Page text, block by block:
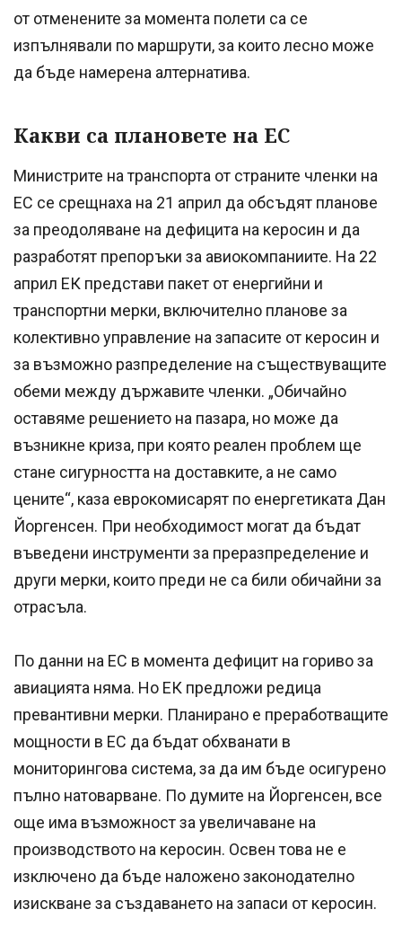
от отменените за момента полети са се
изпълнявали по маршрути, за които лесно може
да бъде намерена алтернатива.
Какви са плановете на ЕС
Министрите на транспорта от страните членки на
ЕС се срещнаха на 21 април да обсъдят планове
за преодоляване на дефицита на керосин и да
разработят препоръки за авиокомпаниите. На 22
април ЕК представи пакет от енергийни и
транспортни мерки, включително планове за
колективно управление на запасите от керосин и
за възможно разпределение на съществуващите
обеми между държавите членки. „Обичайно
оставяме решението на пазара, но може да
възникне криза, при която реален проблем ще
стане сигурността на доставките, а не само
цените“, каза еврокомисарят по енергетиката Дан
Йоргенсен. При необходимост могат да бъдат
въведени инструменти за преразпределение и
други мерки, които преди не са били обичайни за
отрасъла.
По данни на ЕС в момента дефицит на гориво за
авиацията няма. Но ЕК предложи редица
превантивни мерки. Планирано е преработващите
мощности в ЕС да бъдат обхванати в
мониторингова система, за да им бъде осигурено
пълно натоварване. По думите на Йоргенсен, все
още има възможност за увеличаване на
производството на керосин. Освен това не е
изключено да бъде наложено законодателно
изискване за създаването на запаси от керосин.